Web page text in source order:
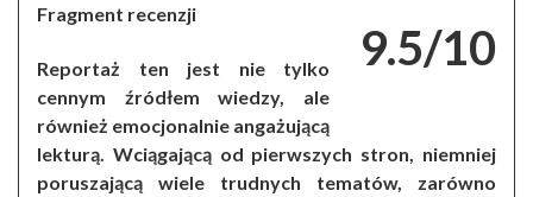
9.5/10
Fragment recenzji
Reportaż ten jest nie tylko
cennym źródłem wiedzy, ale
również emocjonalnie angażującą
lekturą. Wciągającą od pierwszych stron, niemniej
poruszającą wiele trudnych tematów, zarówno